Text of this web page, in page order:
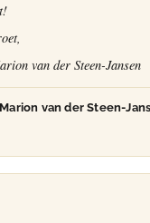
van der Steen-Jansen
van der Steen-